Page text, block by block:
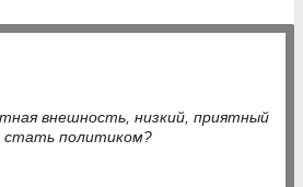
внешность, низкий, приятный
стать политиком?